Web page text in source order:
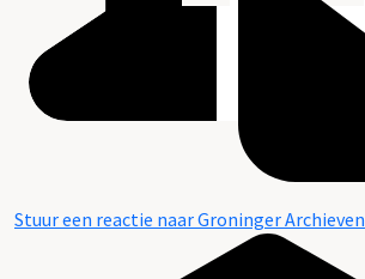
Stuur een reactie naar Groninger Archieven